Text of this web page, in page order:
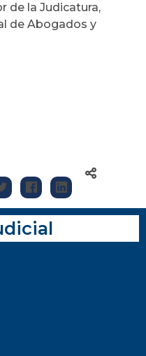
de la Judicatura,
de Abogados y